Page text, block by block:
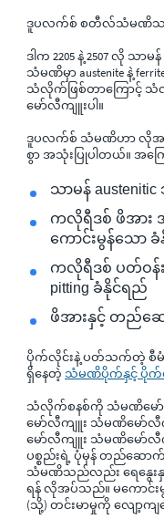
ဒူပလက်စ် စတီလ်သံမဏိ
ဒါက 2205 နဲ့ 2507 လို သ
သံမဏိမှာ austenite နဲ့
သံလိုက်ဖြစ်တာကြောင့်
မော်လီကျူးပါ။
ဒူပလက်စ် သံမဏိဟာ လိုအပ်
စွာ အသုံးပြုပါတယ်။ အကြ
သာမန်
ကလိုရီဒစ် ဖိအား
ကောင်းမွန်သော
ကလိုရီဒစ် ပတ်ဝန်း
pitting ခံနိုင်ရည်
ဖိအားနှင့် တည်ဆ
ပိုက်လိုင်းနဲ့ ပတ်သက်တဲ့
ရှိနေတဲ့ သံမဏိပိုက်နှင့် ပိုက်
သံလိုက်စနစ်ကို သံမဏိမေ
မော်လီကျူး သံမဏိမော်
မော်လီကျူး သံမဏိမော်
ပစ္စည်းရဲ့ ပုံမှန် တည်ဆော
သံမဏိသည်လည်း ရေနွေး
ရန် လိုအပ်သည်။ မကောင်
(သို့) တင်းမာမှုကို လျော့ကျ